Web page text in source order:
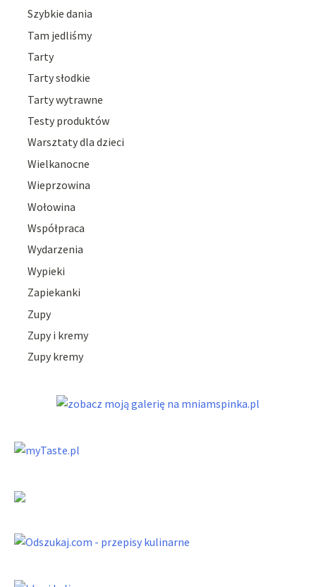
Szybkie dania
Tam jedliśmy
Tarty
Tarty słodkie
Tarty wytrawne
Testy produktów
Warsztaty dla dzieci
Wielkanocne
Wieprzowina
Wołowina
Współpraca
Wydarzenia
Wypieki
Zapiekanki
Zupy
Zupy i kremy
Zupy kremy